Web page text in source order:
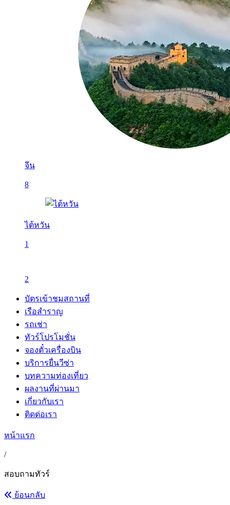
จีน
8
ไต้หวัน
1
2
บัตรเข้าชมสถานที่
เรือสำราญ
รถเช่า
ทัวร์โปรโมชั่น
จองตั๋วเครื่องบิน
บริการยื่นวีซ่า
บทความท่องเที่ยว
ผลงานที่ผ่านมา
เกี่ยวกับเรา
ติดต่อเรา
หน้าแรก
/
สอบถามทัวร์
ย้อนกลับ